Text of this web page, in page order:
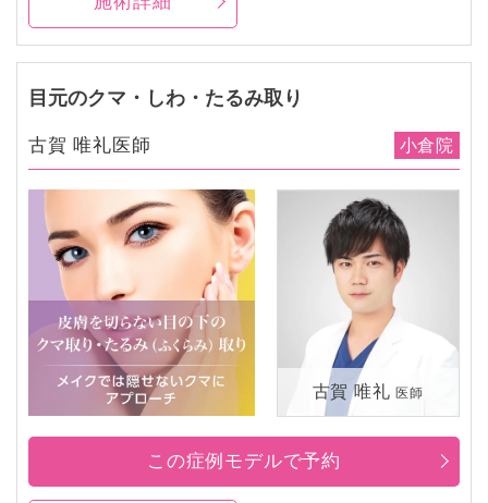
目元のクマ・しわ・たるみ取り
古賀 唯礼医師 小倉院
古賀 唯礼 医師
この症例モデルで予約